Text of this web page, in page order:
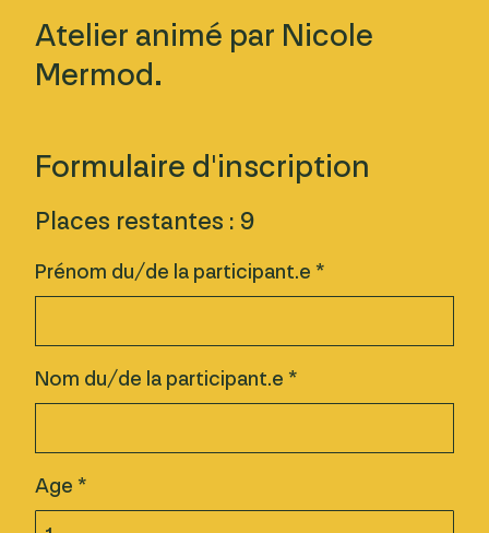
Atelier animé par Nicole
Mermod.
Formulaire d'inscription
Places restantes : 9
Prénom du/de la participant.e *
Nom du/de la participant.e *
Age *